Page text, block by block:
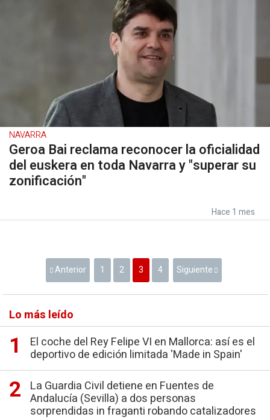
NAVARRA
Geroa Bai reclama reconocer la oficialidad
del euskera en toda Navarra y "superar su
zonificación"
Hace 1 mes
Anterior 1 2 3 4 Siguiente
Lo más leído
El coche del Rey Felipe VI en Mallorca: así es el
deportivo de edición limitada 'Made in Spain'
La Guardia Civil detiene en Fuentes de
Andalucía (Sevilla) a dos personas
sorprendidas in fraganti robando catalizadores